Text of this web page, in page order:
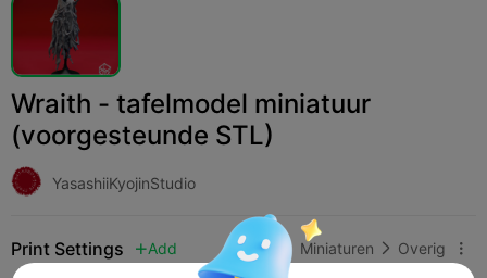
Wraith - tafelmodel miniatuur
(voorgesteunde STL)
YasashiiKyojinStudio
Print Settings  Add Miniaturen  Overig 